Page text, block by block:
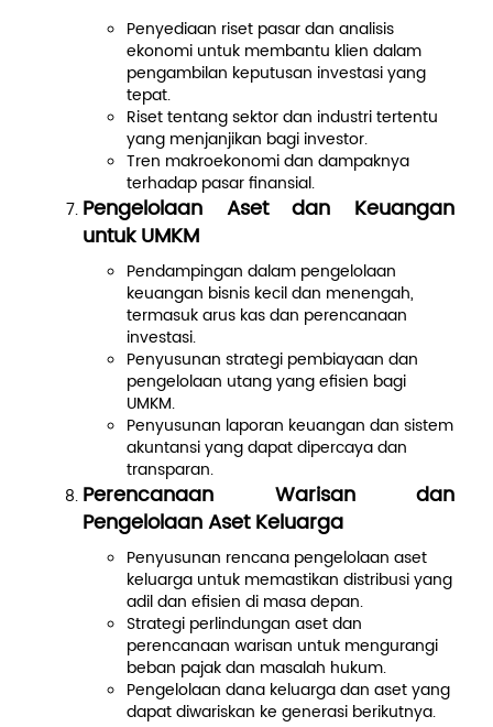
Penyediaan riset pasar dan analisis
ekonomi untuk membantu klien dalam
pengambilan keputusan investasi yang
tepat.
Riset tentang sektor dan industri tertentu
yang menjanjikan bagi investor.
Tren makroekonomi dan dampaknya
terhadap pasar finansial.
Pengelolaan Aset dan Keuangan
untuk UMKM
Pendampingan dalam pengelolaan
keuangan bisnis kecil dan menengah,
termasuk arus kas dan perencanaan
investasi.
Penyusunan strategi pembiayaan dan
pengelolaan utang yang efisien bagi
UMKM.
Penyusunan laporan keuangan dan sistem
akuntansi yang dapat dipercaya dan
transparan.
Perencanaan Warisan dan
Pengelolaan Aset Keluarga
Penyusunan rencana pengelolaan aset
keluarga untuk memastikan distribusi yang
adil dan efisien di masa depan.
Strategi perlindungan aset dan
perencanaan warisan untuk mengurangi
beban pajak dan masalah hukum.
Pengelolaan dana keluarga dan aset yang
dapat diwariskan ke generasi berikutnya.